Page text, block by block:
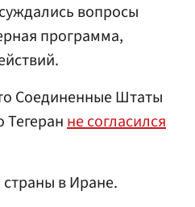
вопросы
программа,
Соединенные Штаты
Тегеранне согласился
в Иране.